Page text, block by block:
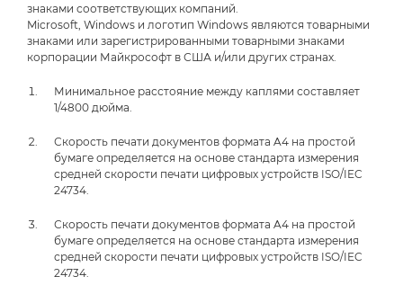
знаками соответствующих компаний.
Microsoft, Windows и логотип Windows являются товарными
знаками или зарегистрированными товарными знаками
корпорации Майкрософт в США и/или других странах.
Минимальное расстояние между каплями составляет
1/4800 дюйма.
Скорость печати документов формата A4 на простой
бумаге определяется на основе стандарта измерения
средней скорости печати цифровых устройств ISO/IEC
24734.
Скорость печати документов формата A4 на простой
бумаге определяется на основе стандарта измерения
средней скорости печати цифровых устройств ISO/IEC
24734.